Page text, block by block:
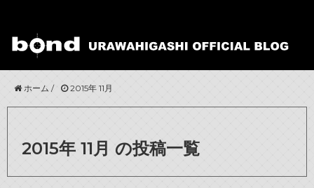
国内納車費用
CUSTOMIZE
カスタマイズメニュー
STYLE&WORKS
bond URAWA
ABOUT
ホーム / 2015年 11月
2015年 11月 の投稿一覧